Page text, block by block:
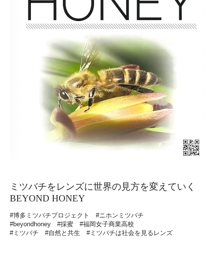
ミツバチをレンズに世界の見方を変えていく
BEYOND HONEY
#博多ミツバチプロジェクト #ニホンミツバチ
#beyondhoney #採蜜 #福岡女子商業高校
#ミツバチ #自然と共生 #ミツバチは社会を見るレンズ